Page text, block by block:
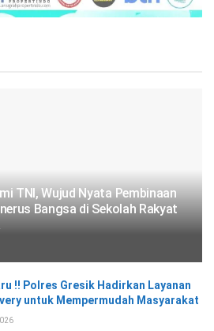
TNI, Wujud Nyata Pembinaan
Bangsa di Sekolah Rakyat
!! Polres Gresik Hadirkan Layanan
untuk Mempermudah Masyarakat